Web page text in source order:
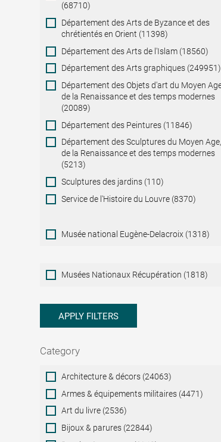
(68710)
Département des Arts de Byzance et des
chrétientés en Orient (11398)
Département des Arts de l'Islam (18560)
Département des Arts graphiques (249951)
Département des Objets d'art du Moyen
de la Renaissance et des temps modernes
(20089)
Département des Peintures (11846)
Département des Sculptures du Moyen Age,
de la Renaissance et des temps modernes
(5213)
Sculptures des jardins (110)
Service de l'Histoire du Louvre (8370)
Musée national Eugène-Delacroix (1318)
Musées
Nationaux
Musées Nationaux Récupération (1818)
APPLY FILTERS
Category
Category
Architecture & décors (24063)
Armes & équipements militaires (4471)
Art du livre (2536)
Bijoux & parures (22844)